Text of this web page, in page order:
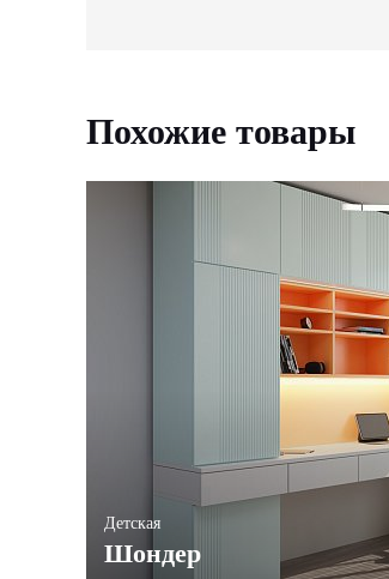
Похожие товары
Детская
Шондер